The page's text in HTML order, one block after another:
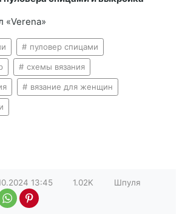
«Verena»
пуловер спицами
схемы вязания
вязание для женщин
13:45 1.02K Шпуля